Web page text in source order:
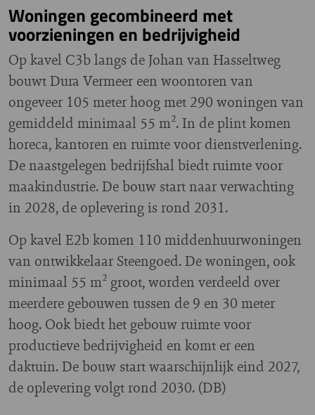
Woningen gecombineerd met
voorzieningen en bedrijvigheid
Op kavel C3b langs de Johan van Hasseltweg
bouwt Dura Vermeer een woontoren van
ongeveer 105 meter hoog met 290 woningen van
gemiddeld minimaal 55 m². In de plint komen
horeca, kantoren en ruimte voor dienstverlening.
De naastgelegen bedrijfshal biedt ruimte voor
maakindustrie. De bouw start naar verwachting
in 2028, de oplevering is rond 2031.
Op kavel E2b komen 110 middenhuurwoningen
van ontwikkelaar Steengoed. De woningen, ook
minimaal 55 m² groot, worden verdeeld over
meerdere gebouwen tussen de 9 en 30 meter
hoog. Ook biedt het gebouw ruimte voor
productieve bedrijvigheid en komt er een
daktuin. De bouw start waarschijnlijk eind 2027,
de oplevering volgt rond 2030. (DB)